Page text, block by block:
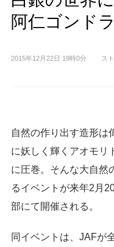
阿仁ゴンド
2015年12月22日 19時0分 ス
自然の作り出す造形は
に妖しく輝くアオモリ
に圧巻。そんな大自然
るイベントが来年2月
部にて開催される。
同イベントは、JAFが